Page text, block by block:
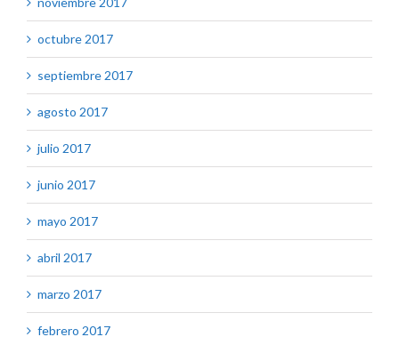
octubre 2017
septiembre 2017
agosto 2017
julio 2017
junio 2017
mayo 2017
abril 2017
marzo 2017
febrero 2017